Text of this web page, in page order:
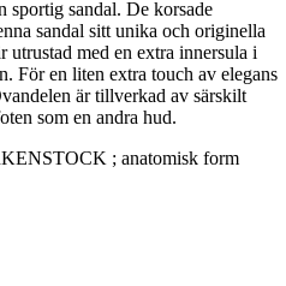
sandal. De korsade
sandal sitt unika och originella
utrustad med en extra innersula i
För en liten extra touch av elegans
är tillverkad av särskilt
som en andra hud.
; anatomisk form